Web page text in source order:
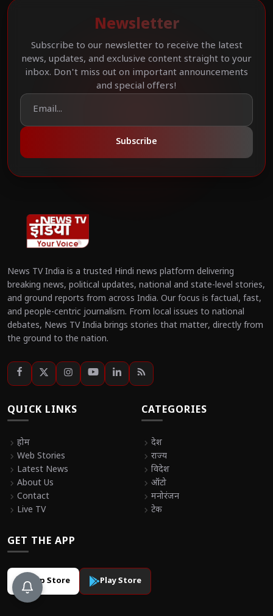
Newsletter
Subscribe to our newsletter to receive the latest
news, updates, and exclusive content straight to your
inbox. Don't miss out on important announcements
and special offers!
Subscribe
News TV India is a trusted Hindi news platform delivering
breaking news, political updates, national and state-level stories,
and ground reports from across India. Our focus is factual, fast,
and people-centric journalism. From local issues to national
debates, News TV India brings stories that matter, directly from
the ground to the nation.
QUICK LINKS
chevron_right होम
chevron_right Web Stories
chevron_right Latest News
chevron_right About Us
chevron_right Contact
chevron_right Live TV
CATEGORIES
chevron_right देश
chevron_right राज्य
chevron_right विदेश
chevron_right ऑटो
chevron_right मनोरंजन
chevron_right टेक
GET THE APP
App Store Play Store